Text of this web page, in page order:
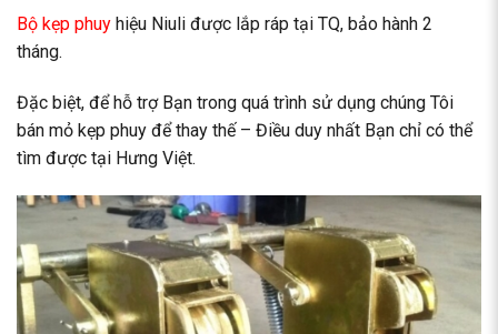
Bộ kẹp phuy hiệu Niuli được lắp ráp tại TQ, bảo hành 2
tháng.
Đặc biệt, để hỗ trợ Bạn trong quá trình sử dụng chúng Tôi
bán mỏ kẹp phuy để thay thế – Điều duy nhất Bạn chỉ có thể
tìm được tại Hưng Việt.